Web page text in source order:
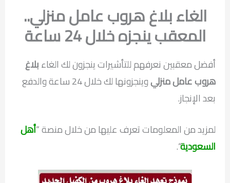
الغاء بلاغ هروب عامل منزلي..
المعقب ينجزه خلال 24 ساعة
أفضل معقبين نعرفهم للتأشيرات ينجزون لك الغاءبلاغ
هروب عامل منزلي
وينجزونها لك خلال 24 ساعة والدفع
بعد الإنجاز.
لمزيد من المعلومات تعرف عليها من خلال منصة “أهل
السعودية“.